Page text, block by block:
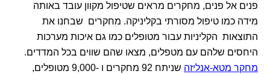
פנים אל פנים, מחקרים מראים שטיפול מקוון עובד באותה
מידה כמו טיפול מסורתי בקליניקה. מחקרים שבחנו את
התוצאות הקליניות עבור מטופלים כמו גם איכות מערכות
היחסים שלהם עם מטפלים, מצאו שהם שווים בכל המדדים.
מחקר מטא-אנליזה
שניתח 92 מחקרים ו -9,000 מטופלים,